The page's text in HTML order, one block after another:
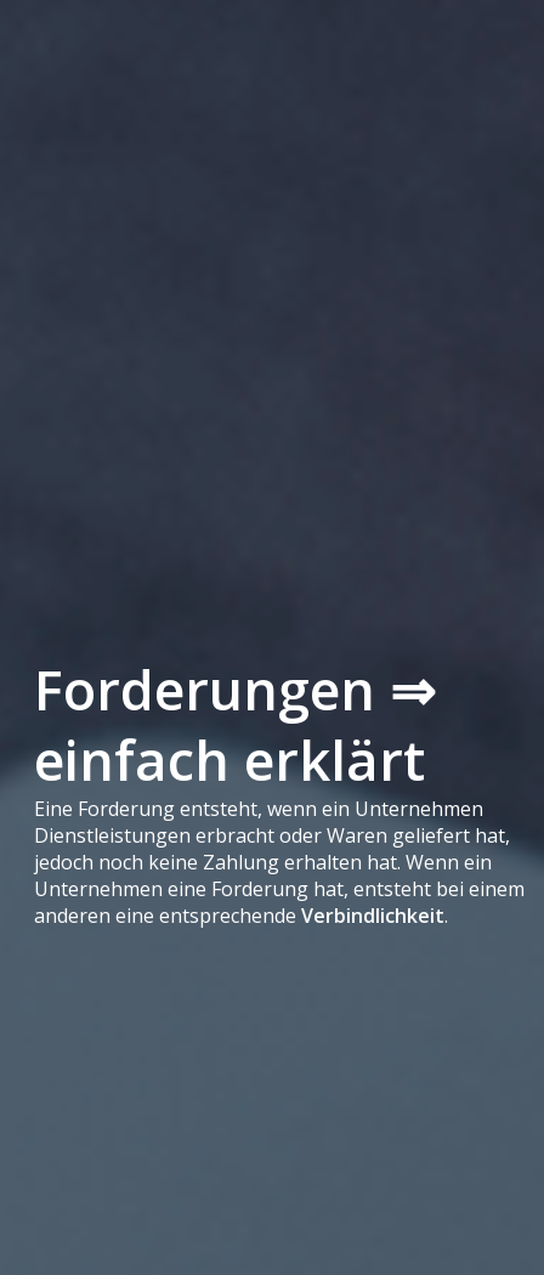
Forderungen ⇒
einfach erklärt
Eine Forderung entsteht, wenn ein Unternehmen
Dienstleistungen erbracht oder Waren geliefert hat,
jedoch noch keine Zahlung erhalten hat. Wenn ein
Unternehmen eine Forderung hat, entsteht bei einem
anderen eine entsprechendeVerbindlichkeit.